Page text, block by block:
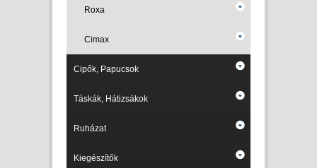
Roxa
Cimax
Cipők, Papucsok
Táskák, Hátizsákok
Ruházat
Kiegészítők